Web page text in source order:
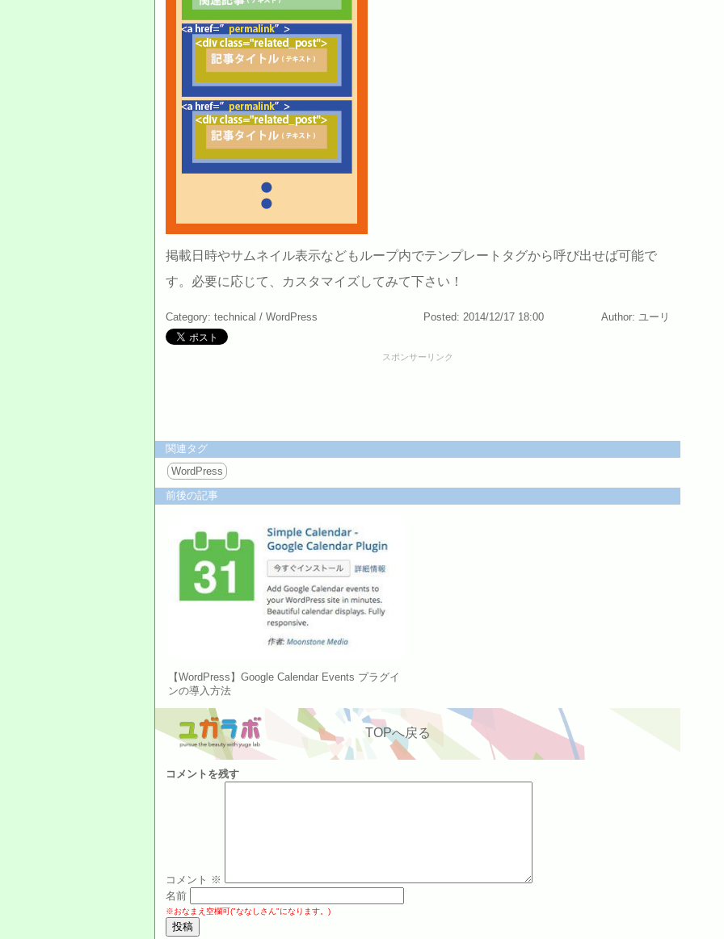
掲載日時やサムネイル表示などもループ内でテンプレートタグから呼び出せば可能で
す。必要に応じて、カスタマイズしてみて下さい！
Category: technical / WordPress Posted: 2014/12/17 18:00 Author: ユーリ
スポンサーリンク
関連タグ
WordPress
前後の記事
【WordPress】Google Calendar Events プラグイ
ンの導入方法
TOPへ戻る
コメントを残す
コメント ※
名前
※おなまえ空欄可("ななしさん"になります。)